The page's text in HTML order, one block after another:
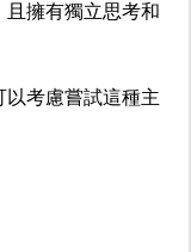
擁有獨立思考和
考慮嘗試這種主